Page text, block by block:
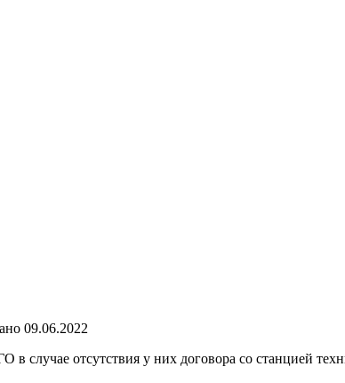
09.06.2022
случае отсутствия у них договора со станцией